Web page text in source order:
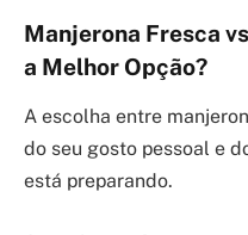
Manjerona Fresca
a Melhor Opção?
A escolha entre
do seu gosto pessoal e
está preparando.